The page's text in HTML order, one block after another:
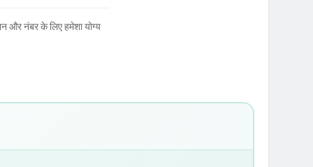
और नंबर के लिए हमेशा योग्य